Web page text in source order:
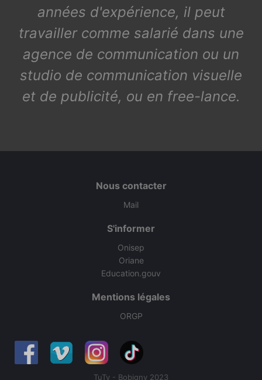
années d'expérience, il peut
travailler comme salarié dans une
agence de communication ou un
studio de communication visuelle
et de publicité, ou en free-lance.
Nous contacter
Mail
S'informer
Onisep
Oriane
Education.gouv
Mentions légales
ORGP
TuTv - Bobigny 2023